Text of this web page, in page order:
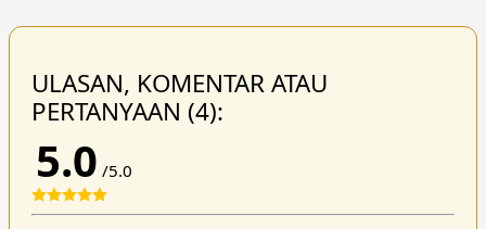
ULASAN, KOMENTAR ATAU
PERTANYAAN (4):
5.0 /5.0